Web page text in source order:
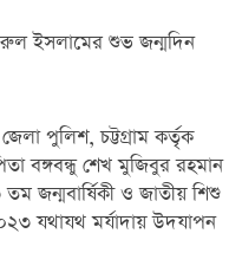
ইসলামের শুভ জন্মদিন
পুলিশ, চট্টগ্রাম কর্তৃক
বঙ্গবন্ধু শেখ মুজিবুর রহমান
জন্মবার্ষিকী ও জাতীয় শিশু
যথাযথ মর্যাদায় উদযাপন